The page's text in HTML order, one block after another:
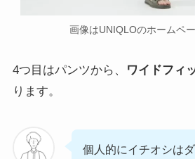
画像はUNIQLOのホームペ
4つ目はパンツから、 ワイドフィ
ります。
個人的にイチオシは